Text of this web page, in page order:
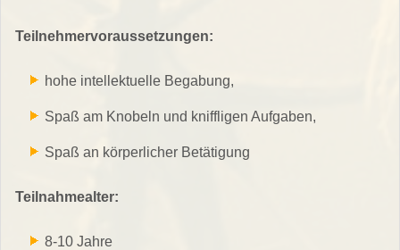
Teilnehmervoraussetzungen:
hohe intellektuelle Begabung,
Spaß am Knobeln und kniffligen Aufgaben,
Spaß an körperlicher Betätigung
Teilnahmealter:
8-10 Jahre